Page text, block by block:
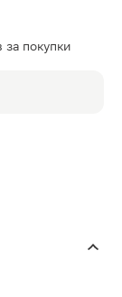
за покупки